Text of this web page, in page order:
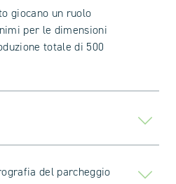
giocano un ruolo
per le dimensioni
totale di 500
del parcheggio